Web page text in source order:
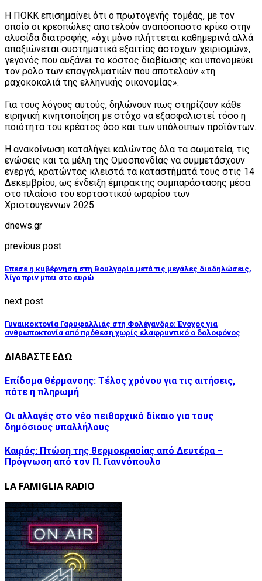
Η ΠΟΚΚ επισημαίνει ότι ο πρωτογενής τομέας, με τον
οποίο οι κρεοπώλες αποτελούν αναπόσπαστο κρίκο στην
αλυσίδα διατροφής, «όχι μόνο πλήττεται καθημερινά αλλά
απαξιώνεται συστηματικά εξαιτίας άστοχων χειρισμών»,
γεγονός που αυξάνει το κόστος διαβίωσης και υπονομεύει
τον ρόλο των επαγγελματιών που αποτελούν «τη
ραχοκοκαλιά της ελληνικής οικονομίας».
Για τους λόγους αυτούς, δηλώνουν πως στηρίζουν κάθε
ειρηνική κινητοποίηση με στόχο να εξασφαλιστεί τόσο η
ποιότητα του κρέατος όσο και των υπόλοιπων προϊόντων.
Η ανακοίνωση καταλήγει καλώντας όλα τα σωματεία, τις
ενώσεις και τα μέλη της Ομοσπονδίας να συμμετάσχουν
ενεργά, κρατώντας κλειστά τα καταστήματά τους στις 14
Δεκεμβρίου, ως ένδειξη έμπρακτης συμπαράστασης μέσα
στο πλαίσιο του εορταστικού ωραρίου των
Χριστουγέννων 2025.
dnews.gr
previous post
Έπεσε η κυβέρνηση στη Βουλγαρία μετά τις μεγάλες διαδηλώσεις,
λίγο πριν μπει στο ευρώ
next post
Γυναικοκτονία Γαρυφαλλιάς στη Φολέγανδρο: Ένοχος για
ανθρωποκτονία από πρόθεση χωρίς ελαφρυντικό ο δολοφόνος
ΔΙΑΒΑΣΤΕ ΕΔΩ
Επίδομα θέρμανσης: Τέλος χρόνου για τις αιτήσεις,
πότε η πληρωμή
Οι αλλαγές στο νέο πειθαρχικό δίκαιο για τους
δημόσιους υπαλλήλους
Καιρός: Πτώση της θερμοκρασίας από Δευτέρα –
Πρόγνωση από τον Π. Γιαννόπουλο
LA FAMIGLIA RADIO